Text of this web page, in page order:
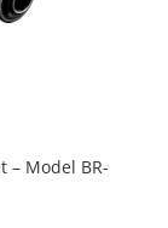
– Model BR-